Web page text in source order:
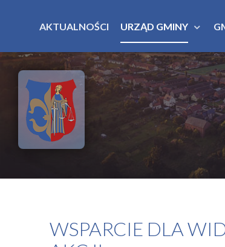
AKTUALNOŚCI URZĄD GMINY
WSPARCIE DLA